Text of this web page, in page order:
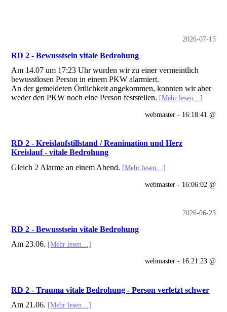
2026-07-15
RD 2 - Bewusstsein vitale Bedrohung
Am 14.07 um 17:23 Uhr wurden wir zu einer vermeintlich
bewusstlosen Person in einem PKW alarmiert.
An der gemeldeten Örtlichkeit angekommen, konnten wir aber
weder den PKW noch eine Person feststellen. [Mehr lesen…]
webmaster - 16:18:41 @
RD 2 - Kreislaufstillstand / Reanimation und Herz
Kreislauf - vitale Bedrohung
Gleich 2 Alarme an einem Abend. [Mehr lesen…]
webmaster - 16:06:02 @
2026-06-23
RD 2 - Bewusstsein vitale Bedrohung
Am 23.06. [Mehr lesen…]
webmaster - 16:21:23 @
RD 2 - Trauma vitale Bedrohung - Person verletzt schwer
Am 21.06. [Mehr lesen…]